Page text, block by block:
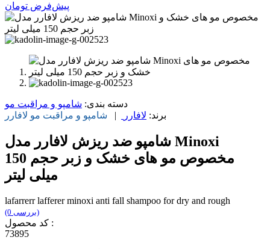
پیش‌فرض تومان
دسته بندی: شامپو و مراقبت مو
برند: لافارر | شامپو و مراقبت مو لافارر
شامپو ضد ریزش لافارر مدل Minoxi
مخصوص مو های خشک و زبر حجم 150
میلی لیتر
lafarrerr lafferer minoxi anti fall shampoo for dry and rough
(0 بررسی)
کد محصول :
73895